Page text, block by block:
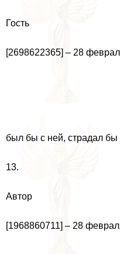
Гость
[2698622365] – 28
был бы с ней, страдал бы
13.
Автор
[1968860711] – 28